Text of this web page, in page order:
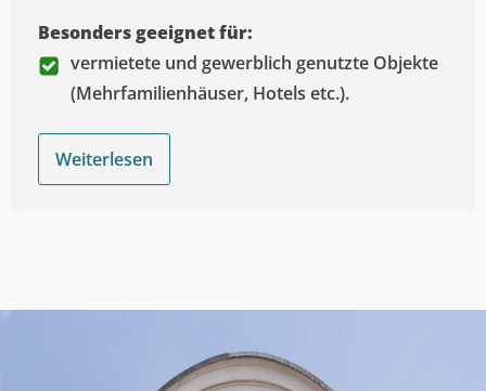
Besonders geeignet für:
vermietete und gewerblich genutzte Objekte
(Mehrfamilienhäuser, Hotels etc.).
Weiterlesen